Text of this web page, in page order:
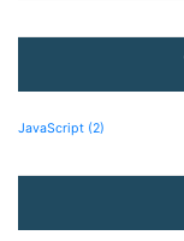
JavaScript (2)